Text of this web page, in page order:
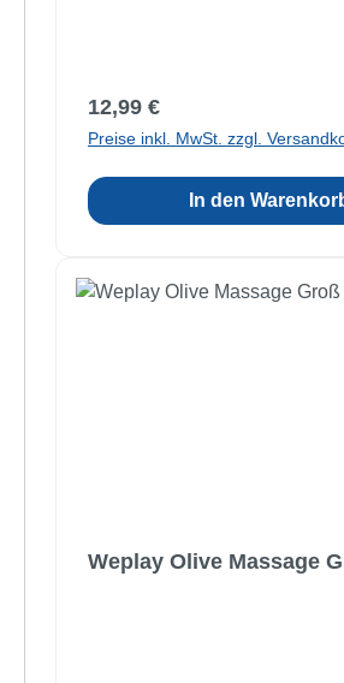
Regulärer Preis:
12,99 €
Preise inkl. MwSt. zzgl.
In den
Weplay Olive Massage